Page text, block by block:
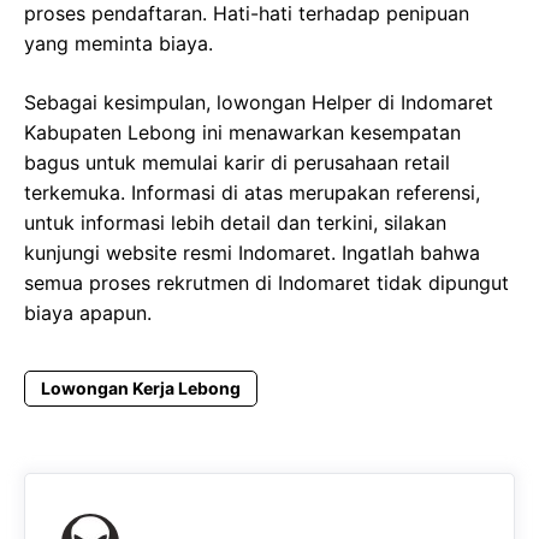
proses pendaftaran. Hati-hati terhadap penipuan
yang meminta biaya.
Sebagai kesimpulan, lowongan Helper di Indomaret
Kabupaten Lebong ini menawarkan kesempatan
bagus untuk memulai karir di perusahaan retail
terkemuka. Informasi di atas merupakan referensi,
untuk informasi lebih detail dan terkini, silakan
kunjungi website resmi Indomaret. Ingatlah bahwa
semua proses rekrutmen di Indomaret tidak dipungut
biaya apapun.
Lowongan Kerja Lebong